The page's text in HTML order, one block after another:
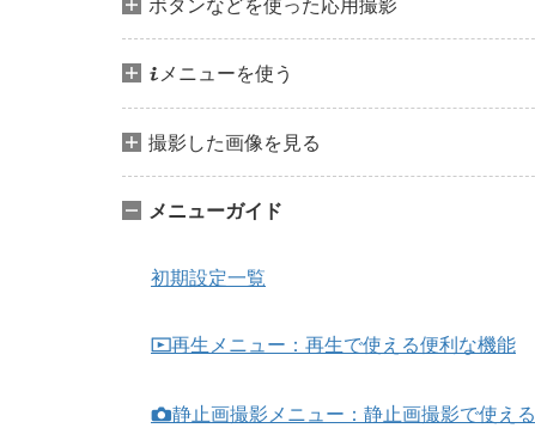
i メニューを使う
撮影した画像を見る
メニューガイド
初期設定一覧
D再生メニュー：再生で使える便利な機能
C静止画撮影メニュー：静止画撮影で使える